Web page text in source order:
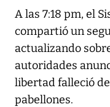
A las 7:18 pm, el
compartió un
actualizando
autoridades
libertad falleció
pabellones.